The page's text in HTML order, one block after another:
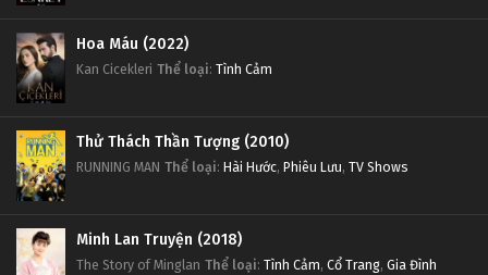
Hoa Máu (2022)
Kan Cicekleri Thể loại: Tình Cảm
Thử Thách Thần Tượng (2010)
RUNNING MAN Thể loại: Hài Hước, Phiêu Lưu, TV Shows
Minh Lan Truyện (2018)
The Story of Minglan Thể loại: Tình Cảm, Cổ Trang, Gia Đình